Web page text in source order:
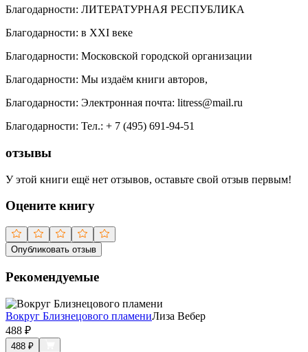
Благодарности: ЛИТЕРАТУРНАЯ РЕСПУБЛИКА
Благодарности: в XXI веке
Благодарности: Московской городской организации
Благодарности: Мы издаём книги авторов,
Благодарности: Электронная почта: litress@mail.ru
Благодарности: Тел.: + 7 (495) 691-94-51
отзывы
У этой книги ещё нет отзывов, оставьте свой отзыв первым!
Оцените книгу
Опубликовать отзыв
Рекомендуемые
Вокруг Близнецового пламениЛиза Вебер
488 ₽
488 ₽